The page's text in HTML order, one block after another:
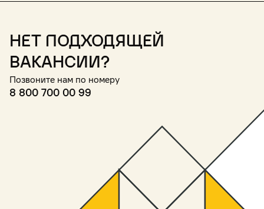
Нет подходящей
вакансии?
Позвоните нам по номеру
8 800 700 00 99